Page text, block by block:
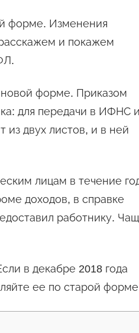
форме. Изменения
и покажем
новой форме. Приказом
для передачи в ИФНС
из двух листов, и в ней
лицам в течение
доходов, в справке
работнику.
в декабре 2018 года
ее по старой